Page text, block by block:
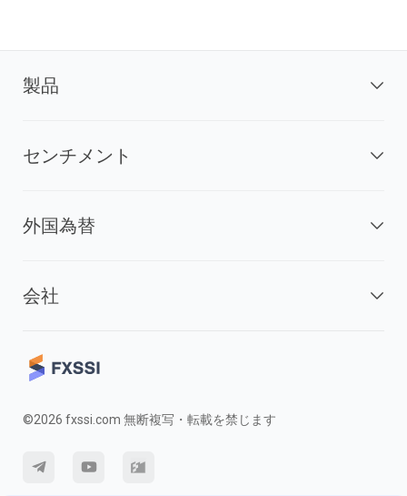
製品
センチメント
外国為替
会社
©2026 fxssi.com 無断複写・転載を禁じます